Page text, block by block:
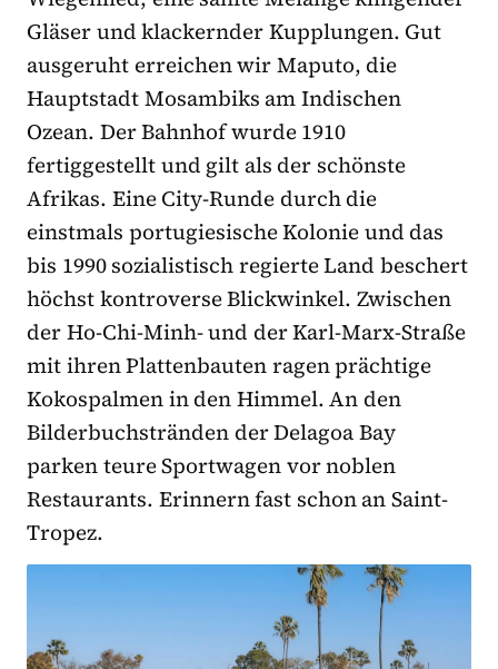
Gläser und klackernder Kupplungen. Gut
ausgeruht erreichen wir Maputo, die
Hauptstadt Mosambiks am Indischen
Ozean. Der Bahnhof wurde 1910
fertiggestellt und gilt als der schönste
Afrikas. Eine City-Runde durch die
einstmals portugiesische Kolonie und das
bis 1990 sozialistisch regierte Land beschert
höchst kontroverse Blickwinkel. Zwischen
der Ho-Chi-Minh- und der Karl-Marx-Straße
mit ihren Plattenbauten ragen prächtige
Kokospalmen in den Himmel. An den
Bilderbuchstränden der Delagoa Bay
parken teure Sportwagen vor noblen
Restaurants. Erinnern fast schon an Saint-
Tropez.